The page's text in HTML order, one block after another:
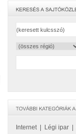
Internet| Légi ipar